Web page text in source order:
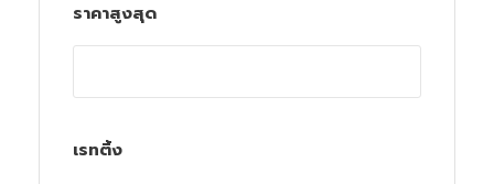
ราคาสูงสุด
เรทติ้ง